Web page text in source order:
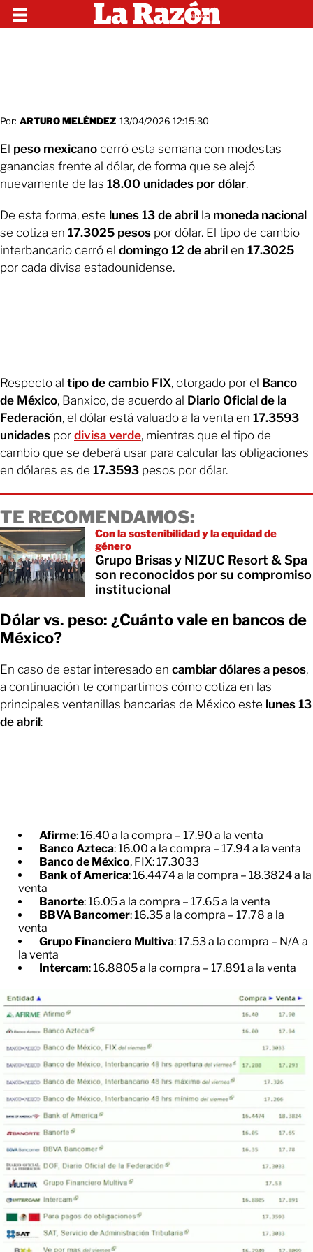
Por: ARTURO MELÉNDEZ 13/04/2026 12:15:30
El peso mexicano cerró esta semana con modestas
ganancias frente al dólar, de forma que se alejó
nuevamente de las 18.00 unidades por dólar.
De esta forma, este lunes 13 de abril la moneda nacional
se cotiza en 17.3025 pesos por dólar. El tipo de cambio
interbancario cerró el domingo 12 de abril en 17.3025
por cada divisa estadounidense.
Respecto al tipo de cambio FIX, otorgado por el Banco
de México, Banxico, de acuerdo al Diario Oficial de la
Federación, el dólar está valuado a la venta en 17.3593
unidades por divisa verde, mientras que el tipo de
cambio que se deberá usar para calcular las obligaciones
en dólares es de 17.3593 pesos por dólar.
TE RECOMENDAMOS:
Con la sostenibilidad y la equidad de
género
Grupo Brisas y NIZUC Resort & Spa
son reconocidos por su compromiso
institucional
Dólar vs. peso: ¿Cuánto vale en bancos de
México?
En caso de estar interesado en cambiar dólares a pesos,
a continuación te compartimos cómo cotiza en las
principales ventanillas bancarias de México este lunes 13
de abril:
Afirme: 16.40 a la compra – 17.90 a la venta
Banco Azteca: 16.00 a la compra – 17.94 a la venta
Banco de México, FIX: 17.3033
Bank of America: 16.4474 a la compra – 18.3824 a la
venta
Banorte: 16.05 a la compra – 17.65 a la venta
BBVA Bancomer: 16.35 a la compra – 17.78 a la
venta
Grupo Financiero Multiva: 17.53 a la compra – N/A a
la venta
Intercam: 16.8805 a la compra – 17.891 a la venta